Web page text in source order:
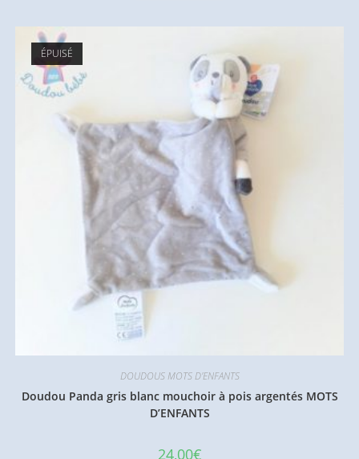
ÉPUISÉ
DOUDOUS MOTS D'ENFANTS
Doudou Panda gris blanc mouchoir à pois argentés MOTS
D’ENFANTS
24,00€